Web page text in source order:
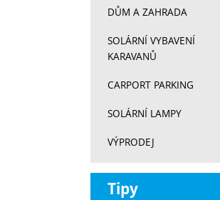
DŮM A ZAHRADA
SOLÁRNÍ VYBAVENÍ
KARAVANŮ
CARPORT PARKING
SOLÁRNÍ LAMPY
VÝPRODEJ
Tipy